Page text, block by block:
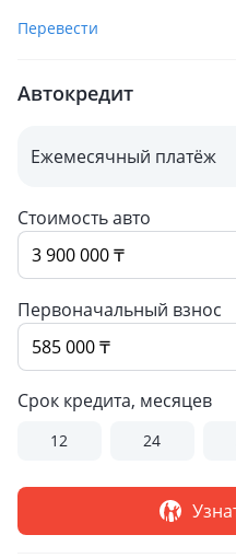
Перевести
Автокредит
Ежемесячный платёж
Стоимость авто
Первоначальный взнос
Срок кредита, месяцев
12 24